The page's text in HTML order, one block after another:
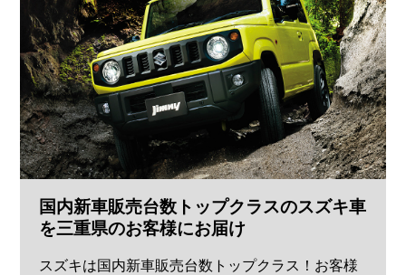
国内新車販売台数トップクラスのスズキ車
を三重県のお客様にお届け
スズキは国内新車販売台数トップクラス！お客様